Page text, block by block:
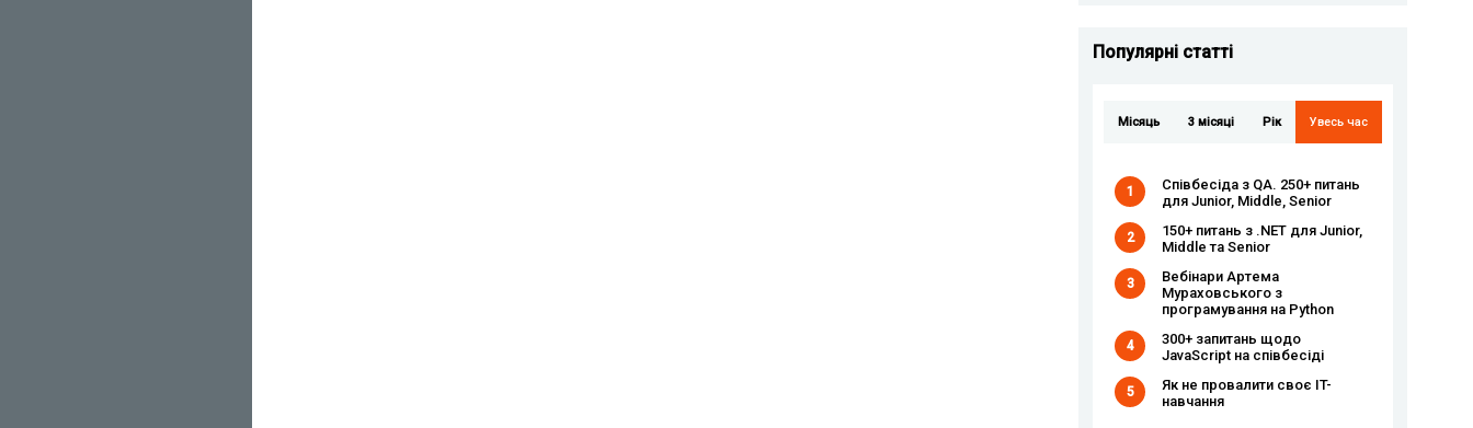
Популярні статті
Місяць 3 місяці Рік Увесь час
1
Співбесіда з QA. 250+ питань
для Junior, Middle, Senior
2
150+ питань з .NET для Junior,
Middle та Senior
3
Вебінари Артема
Мураховського з
програмування на Python
4
300+ запитань щодо
JavaScript на співбесіді
5
Як не провалити своє IT-
навчання